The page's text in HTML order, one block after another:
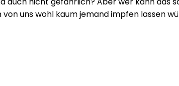
uns wohl kaum jemand impfen lassen